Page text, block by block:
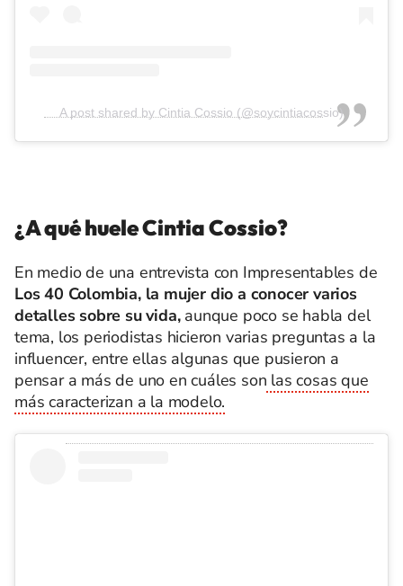
A post shared by Cintia Cossio (@soycintiacossio)
¿A qué huele Cintia Cossio?
En medio de una entrevista con Impresentables de
Los 40 Colombia, la mujer dio a conocer varios
detalles sobre su vida,aunque poco se habla del
tema, los periodistas hicieron varias preguntas a la
influencer, entre ellas algunas que pusieron a
pensar a más de uno en cuáles son las cosas que
más caracterizan a la modelo.